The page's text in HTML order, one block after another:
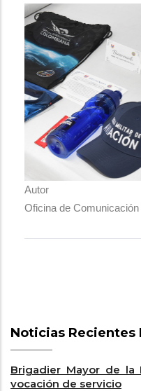
Autor
Oficina de
Noticias Recientes
Brigadier Mayor de la
vocación de servicio